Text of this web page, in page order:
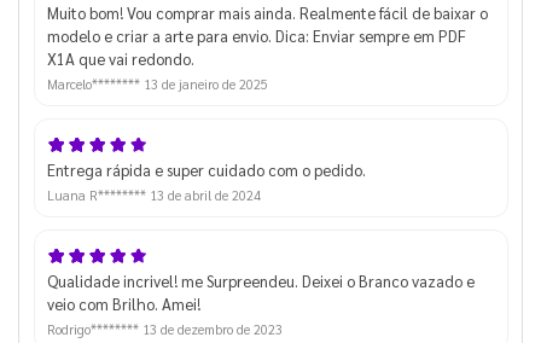
Muito bom! Vou comprar mais ainda. Realmente fácil de baixar o
modelo e criar a arte para envio. Dica: Enviar sempre em PDF
X1A que vai redondo.
Marcelo******** 13 de janeiro de 2025
Entrega rápida e super cuidado com o pedido.
Luana R******** 13 de abril de 2024
Qualidade incrivel! me Surpreendeu. Deixei o Branco vazado e
veio com Brilho. Amei!
Rodrigo******** 13 de dezembro de 2023